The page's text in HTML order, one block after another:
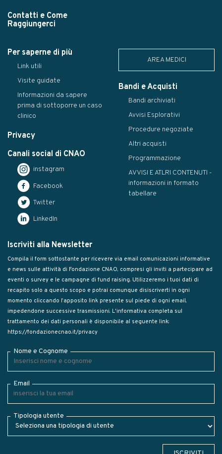
Contatti e Come
Raggiungerci
Per saperne di più
Link utili
Visite guidate
Informazioni da sapere
prima di sottoporre un caso
clinico
Privacy
Canali social di CNAO
instagram
Facebook
Twitter
LinkedIn
AREA MEDICI
Bandi e Acquisti
Bandi archiviati
Avvisi Esplorativi
Procedure negoziate
Altri acquisti
Programmazione
AVVISI E ATLRI CONTENUTI -
informazioni in formato
tabellare
Iscriviti alla Newsletter
Compila il form sottostante per ricevere via email comunicazioni informative
e news sulle attività di Fondazione CNAO, compresi gli inviti a partecipare ad
eventi o survey e le campagne di fund raising. Utilizzeremo i tuoi dati di
recapito solo a questo scopo e potrai comunque disiscriverti in ogni
momento cliccando l’apposito link presente sul piede di ogni email,
impedendone successive trasmissioni. L'informativa completa sul
trattamento dei dati personali è disponibile al seguente link:
https://fondazionecnao.it/privacy
Nome e Cognome
Email
Tipologia utente